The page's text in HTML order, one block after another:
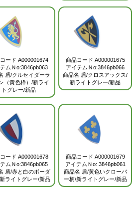
ード A000001674
ムＮo:3846pb063
盾/クルセイダーラ
（黄色枠）/新ライ
トグレー/新品
商品コード A000001675
アイテムＮo:3846pb066
商品名 盾/クロスアックス/
新ライトグレー/新品
ード A000001678
ムＮo:3846pb065
盾/赤と白のボーダ
ライトグレー/新品
商品コード A000001679
アイテムＮo: 3846pb061
商品名 盾/黄色いクローバ
ー柄/新ライトグレー/新品